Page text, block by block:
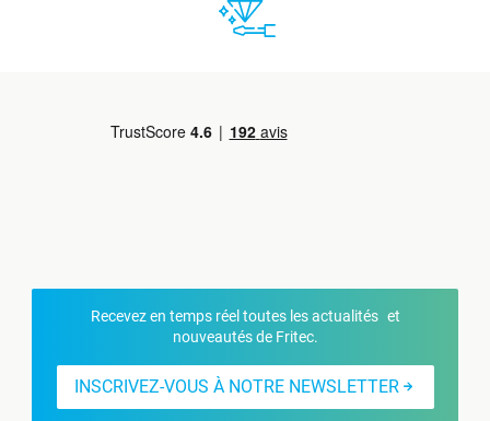
Recevez en temps réel toutes les actualités et
nouveautés de Fritec.
INSCRIVEZ-VOUS À NOTRE NEWSLETTER